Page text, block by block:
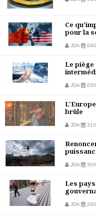
Ce
pour la
JDA 04/
Le piège
JDA 03/
brûle
JDA 31/
JDA 30/
Les
JDA 29/